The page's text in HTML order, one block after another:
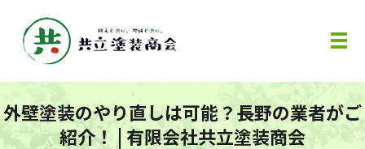
メ
外壁塗装のやり直しは可能？長野の業者がご
紹介！ | 有限会社共立塗装商会